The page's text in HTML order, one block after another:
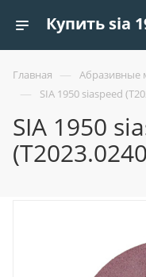
Главная — Абразивные
— SIA 1950 siaspeed
SIA 1950